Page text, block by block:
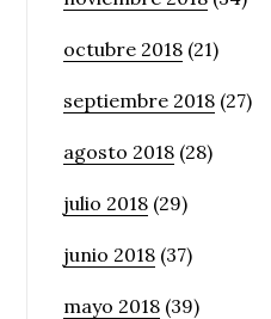
octubre 2018 (21)
septiembre 2018 (27)
agosto 2018 (28)
julio 2018 (29)
junio 2018 (37)
mayo 2018 (39)